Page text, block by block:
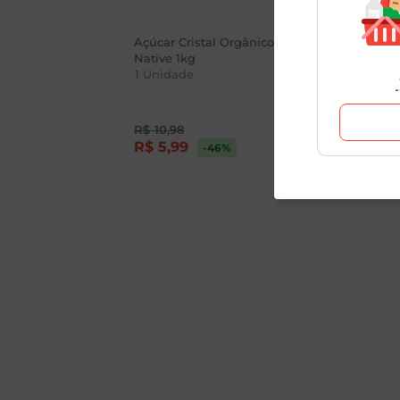
Açúcar Cristal Orgânico
Native 1kg
1 Unidade
R$ 10,98
R$ 5,99 -46%
Açúcar